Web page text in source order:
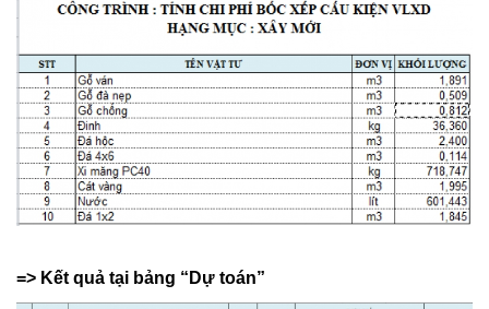
=> Kết quả tại bảng “Dự toán”